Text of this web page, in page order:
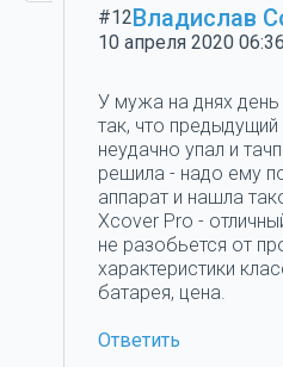
#12Владислав
10 апреля 2020 06:36
У мужа на днях
так, что
неудачно упал и
решила - надо ему
аппарат и нашла
Xcover Pro -
не разобьется от
характеристики
батарея, цена.
Ответить